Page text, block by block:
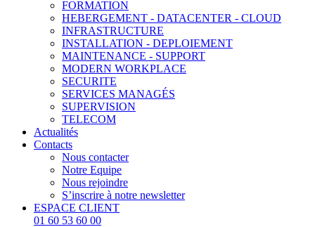
FORMATION
HEBERGEMENT - DATACENTER - CLOUD
INFRASTRUCTURE
INSTALLATION - DEPLOIEMENT
MAINTENANCE - SUPPORT
MODERN WORKPLACE
SECURITE
SERVICES MANAGÉS
SUPERVISION
TELECOM
Actualités
Contacts
Nous contacter
Notre Equipe
Nous rejoindre
S’inscrire à notre newsletter
ESPACE CLIENT
01 60 53 60 00